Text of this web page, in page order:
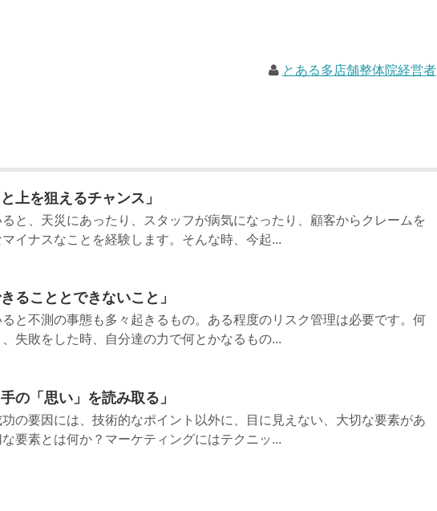
とある多店舗整体院経営者
上を狙えるチャンス」
と、天災にあったり、スタッフが病気になったり、顧客からクレームを
イナスなことを経験します。そんな時、今起...
ることとできないこと」
と不測の事態も多々起きるもの。ある程度のリスク管理は必要です。何
失敗をした時、自分達の力で何とかなるもの...
の「思い」を読み取る」
の要因には、技術的なポイント以外に、目に見えない、大切な要素があ
要素とは何か？マーケティングにはテクニッ...